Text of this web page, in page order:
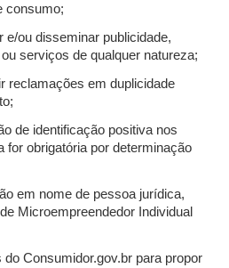
consumo;
e/ou disseminar publicidade,
serviços de qualquer natureza;
reclamações em duplicidade
de identificação positiva nos
for obrigatória por determinação
em nome de pessoa jurídica,
Microempreendedor Individual
Consumidor.gov.br para propor